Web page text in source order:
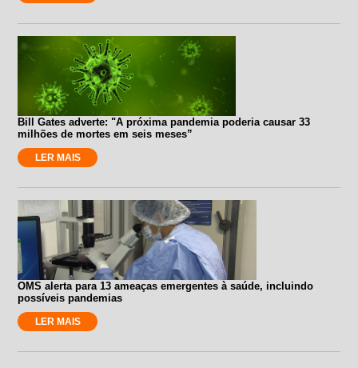
Bill Gates adverte: "A próxima pandemia poderia causar 33
milhões de mortes em seis meses”
LER MAIS
OMS alerta para 13 ameaças emergentes à saúde, incluindo
possíveis pandemias
LER MAIS